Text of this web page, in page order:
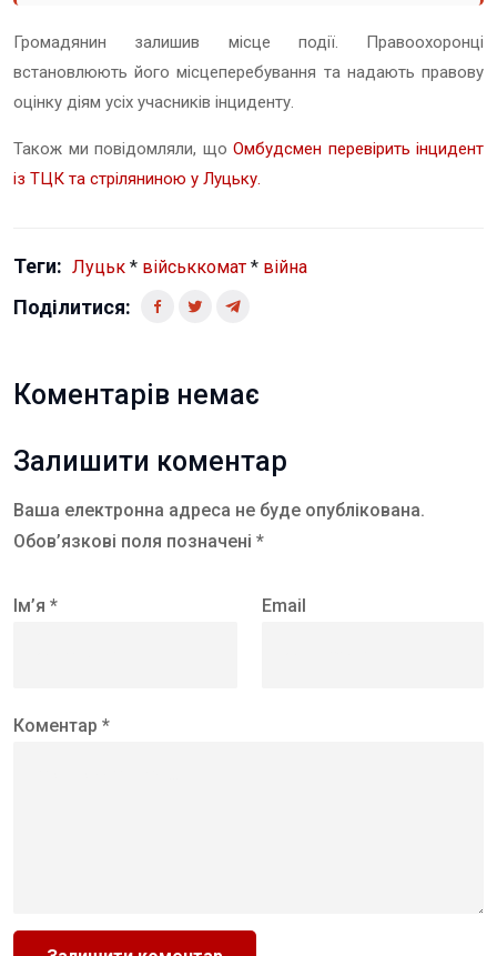
Громадянин залишив місце події. Правоохоронці
встановлюють його місцеперебування та надають правову
оцінку діям усіх учасників інциденту.
Також ми повідомляли, що Омбудсмен перевірить інцидент
із ТЦК та стріляниною у Луцьку.
Теги: Луцьк * військкомат * війна
Поділитися:
Коментарів немає
Залишити коментар
Ваша електронна адреса не буде опублікована.
Обов’язкові поля позначені *
Ім’я * Email
Коментар *